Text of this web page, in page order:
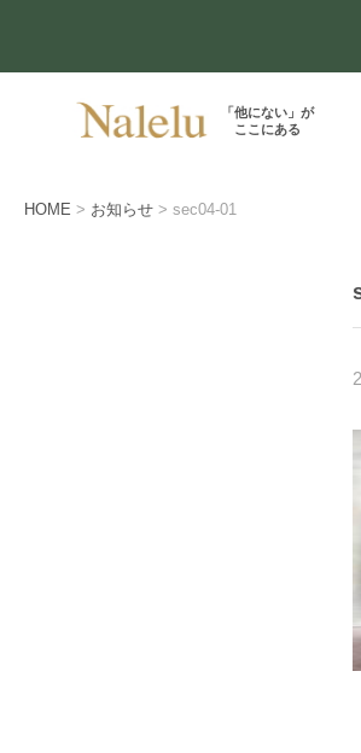
「他にない」が
ここにある
HOME お知らせ sec04-01